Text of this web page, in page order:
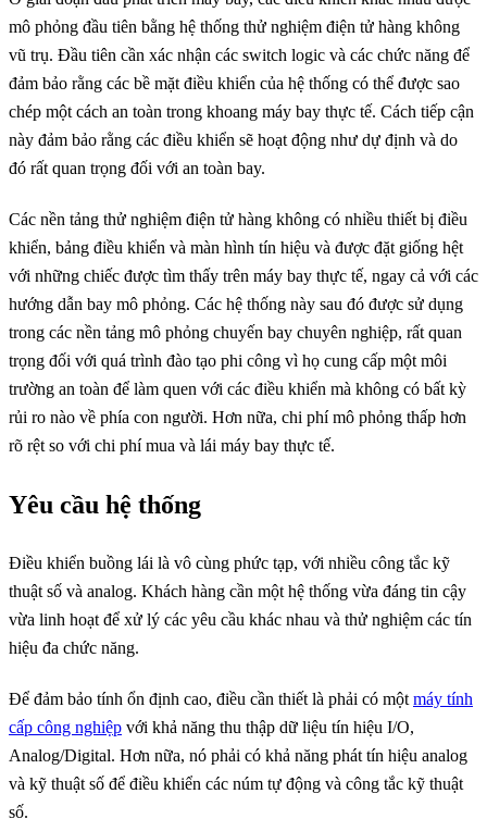
mô phỏng đầu tiên bằng hệ thống thử nghiệm điện tử hàng không
vũ trụ. Đầu tiên cần xác nhận các switch logic và các chức năng để
đảm bảo rằng các bề mặt điều khiển của hệ thống có thể được sao
chép một cách an toàn trong khoang máy bay thực tế. Cách tiếp cận
này đảm bảo rằng các điều khiển sẽ hoạt động như dự định và do
đó rất quan trọng đối với an toàn bay.
Các nền tảng thử nghiệm điện tử hàng không có nhiều thiết bị điều
khiển, bảng điều khiển và màn hình tín hiệu và được đặt giống hệt
với những chiếc được tìm thấy trên máy bay thực tế, ngay cả với các
hướng dẫn bay mô phỏng. Các hệ thống này sau đó được sử dụng
trong các nền tảng mô phỏng chuyến bay chuyên nghiệp, rất quan
trọng đối với quá trình đào tạo phi công vì họ cung cấp một môi
trường an toàn để làm quen với các điều khiển mà không có bất kỳ
rủi ro nào về phía con người. Hơn nữa, chi phí mô phỏng thấp hơn
rõ rệt so với chi phí mua và lái máy bay thực tế.
Yêu cầu hệ thống
Điều khiển buồng lái là vô cùng phức tạp, với nhiều công tắc kỹ
thuật số và analog. Khách hàng cần một hệ thống vừa đáng tin cậy
vừa linh hoạt để xử lý các yêu cầu khác nhau và thử nghiệm các tín
hiệu đa chức năng.
Để đảm bảo tính ổn định cao, điều cần thiết là phải có một máy tính
cấp công nghiệp với khả năng thu thập dữ liệu tín hiệu I/O,
Analog/Digital. Hơn nữa, nó phải có khả năng phát tín hiệu analog
và kỹ thuật số để điều khiển các núm tự động và công tắc kỹ thuật
số.